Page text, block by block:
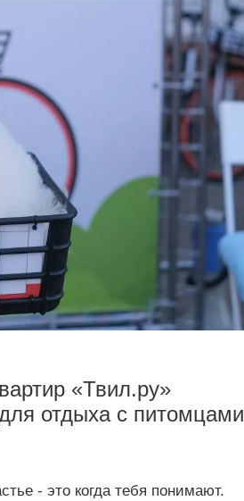
«Твил.ру»
отдыха с питомцами
- это когда тебя понимают.